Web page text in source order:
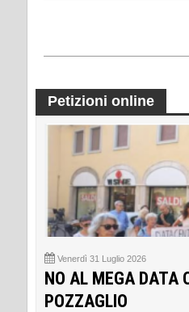
Petizioni online
Venerdì 31 Luglio 2026
NO AL MEGA DATA
POZZAGLIO